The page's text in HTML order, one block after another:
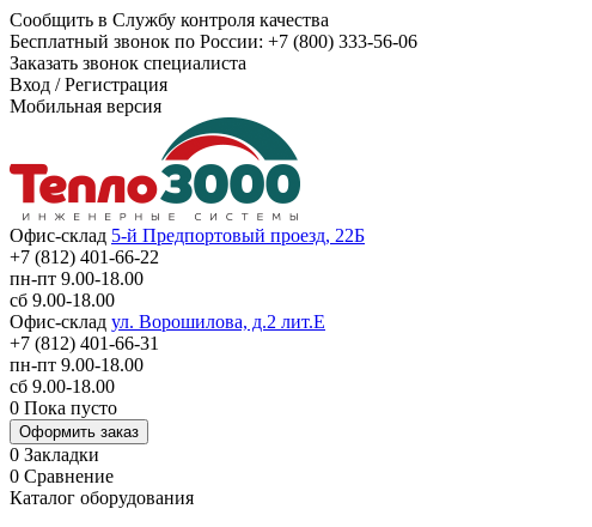
Сообщить в Службу контроля качества
Бесплатный звонок по России: +7 (800) 333-56-06
Заказать звонок специалиста
Вход /Регистрация
Мобильная версия
Офис-склад 5-й Предпортовый проезд, 22Б
+7 (812) 401-66-22
пн-пт 9.00-18.00
сб 9.00-18.00
Офис-склад ул. Ворошилова, д.2 лит.Е
+7 (812) 401-66-31
пн-пт 9.00-18.00
сб 9.00-18.00
0 Пока пусто
Оформить заказ
0 Закладки
0 Сравнение
Каталог оборудования